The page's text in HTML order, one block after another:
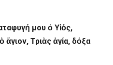
μου ὁ Υἱός,
Τριὰς ἁγία, δόξα